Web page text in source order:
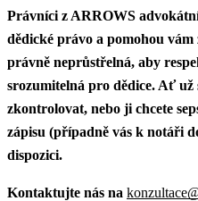
Právníci z ARROWS
dědické právo a pomohou
právně neprůstřelná, aby
srozumitelná pro dědice. Ať už
zkontrolovat, nebo ji chcete
zápisu (případně vás k notáři
dispozici.
Kontaktujte nás na